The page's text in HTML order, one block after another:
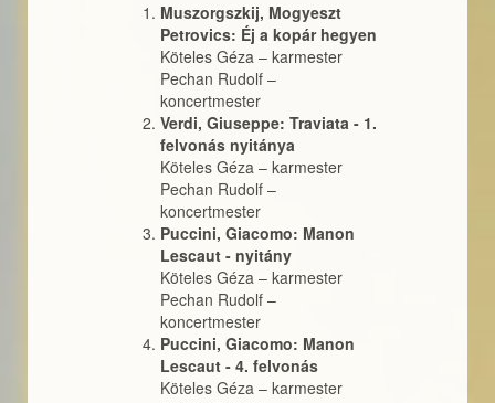
Muszorgszkij, Mogyeszt
Petrovics: Éj a kopár hegyen
Köteles Géza – karmester
Pechan Rudolf –
koncertmester
Verdi, Giuseppe: Traviata - 1.
felvonás nyitánya
Köteles Géza – karmester
Pechan Rudolf –
koncertmester
Puccini, Giacomo: Manon
Lescaut - nyitány
Köteles Géza – karmester
Pechan Rudolf –
koncertmester
Puccini, Giacomo: Manon
Lescaut - 4. felvonás
Köteles Géza – karmester